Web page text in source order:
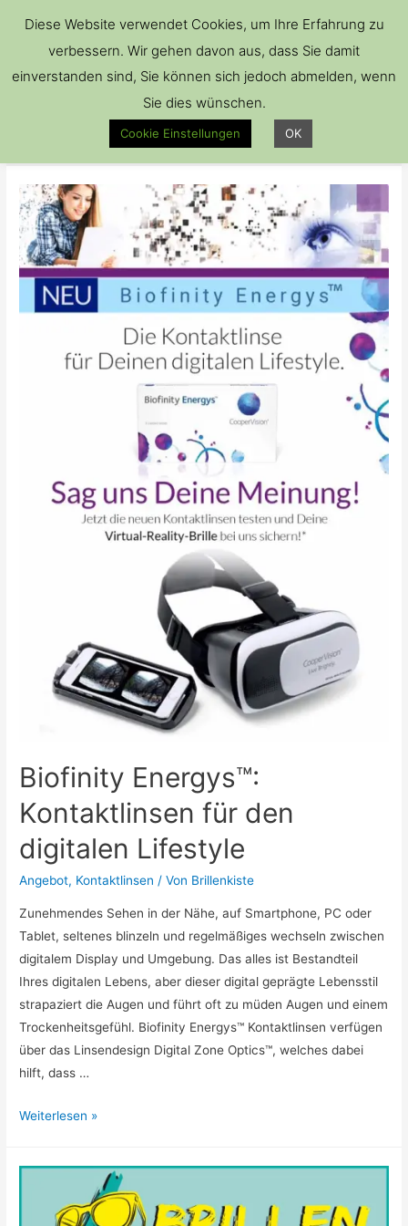
Kontaktlinsen
Biofinity Energys™:
Kontaktlinsen für den
digitalen Lifestyle
Angebot, Kontaktlinsen / Von Brillenkiste
Zunehmendes Sehen in der Nähe, auf Smartphone, PC oder
Tablet, seltenes blinzeln und regelmäßiges wechseln zwischen
digitalem Display und Umgebung. Das alles ist Bestandteil
Ihres digitalen Lebens, aber dieser digital geprägte Lebensstil
strapaziert die Augen und führt oft zu müden Augen und einem
Trockenheitsgefühl. Biofinity Energys™ Kontaktlinsen verfügen
über das Linsendesign Digital Zone Optics™, welches dabei
hilft, dass …
Biofinity
Weiterlesen »
Diese Website verwendet Cookies, um Ihre Erfahrung zu
verbessern. Wir gehen davon aus, dass Sie damit
einverstanden sind, Sie können sich jedoch abmelden, wenn
Sie dies wünschen.
Cookie Einstellungen OK